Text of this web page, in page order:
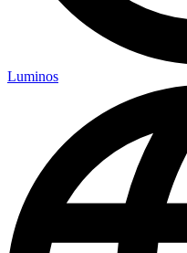
Luminos